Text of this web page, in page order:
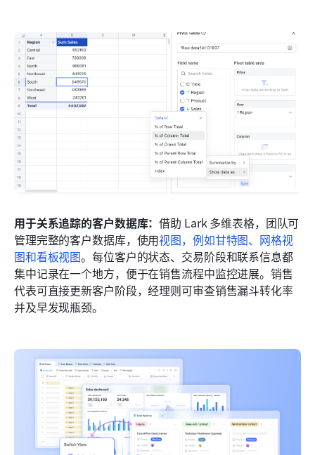
用于关系追踪的客户数据库：借助 Lark 多维表格，团队可
管理完整的客户数据库，使用视图，例如甘特图、网格视
图和看板视图。每位客户的状态、交易阶段和联系信息都
集中记录在一个地方，便于在销售流程中监控进展。销售
代表可直接更新客户阶段，经理则可审查销售漏斗转化率
并及早发现瓶颈。